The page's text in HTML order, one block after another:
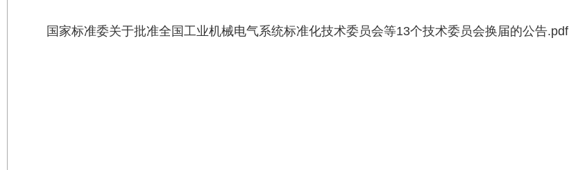
国家标准委关于批准全国工业机械电气系统标准化技术委员会等13个技术委员会换届的公告.pdf